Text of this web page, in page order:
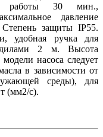
работы 30 мин.,
давление
защиты IP55.
удобная ручка для
2 м. Высота
насоса следует
в зависимости от
среды), для
(мм2/с).